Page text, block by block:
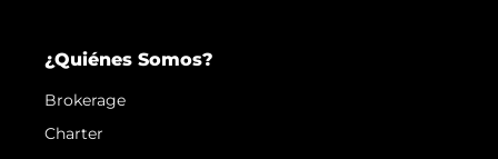
¿Quiénes Somos?
Brokerage
Charter